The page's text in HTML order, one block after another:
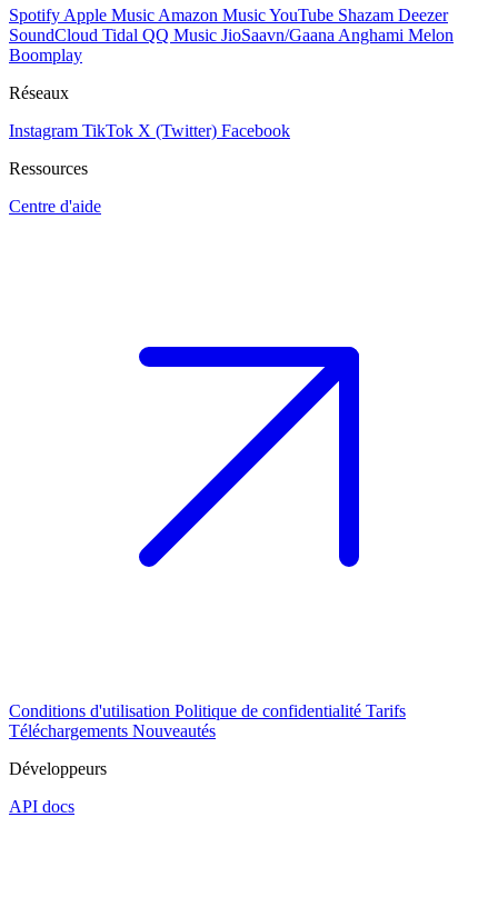
Spotify Apple Music Amazon MusicYouTube Shazam Deezer
SoundCloud Tidal QQ Music JioSaavn/Gaana Anghami Melon
Boomplay
Réseaux
Instagram TikTok X (Twitter) Facebook
Ressources
Centre d'aide
Conditions d'utilisation Politique de confidentialité Tarifs
Téléchargements Nouveautés
Développeurs
API docs